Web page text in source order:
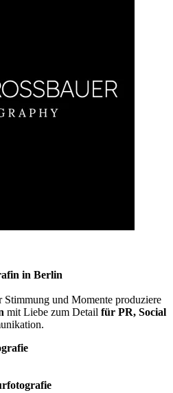
in Berlin
und Momente produziere
mit Liebe zum Detail für PR, Social